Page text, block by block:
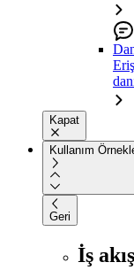
Kapat
Kullanım
Geri
İş